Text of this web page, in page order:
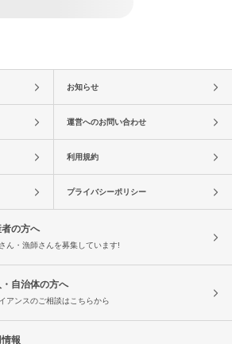
お知らせ
運営へのお問い合わせ
利用規約
プライバシーポリシー
の方へ
ん・漁師さんを募集しています!
自治体の方へ
アンスのご相談はこちらから
報